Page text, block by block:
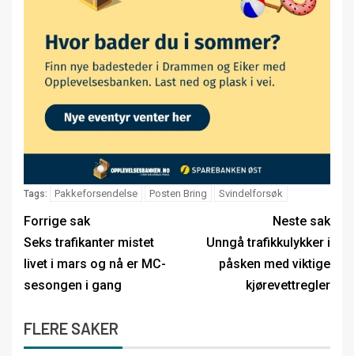
Tags: Pakkeforsendelse Posten Bring Svindelforsøk
Forrige sak
Seks trafikanter mistet
livet i mars og nå er MC-
sesongen i gang
Neste sak
Unngå trafikkulykker i
påsken med viktige
kjørevettregler
FLERE SAKER